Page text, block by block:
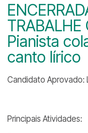
TRABALHE
Pianista
canto lírico
Candidato Aprovado:
Principais Atividades: